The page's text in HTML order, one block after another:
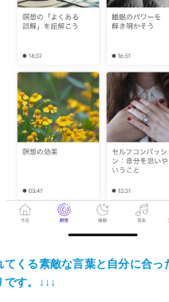
くる素敵な言葉と自分に合っ
です。↓↓↓